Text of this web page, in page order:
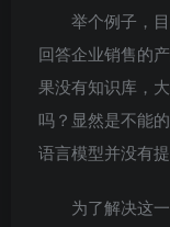
举个例子，
回答企业销售的
果没有知识库，
吗？显然是不能
语言模型并没有
为了解决这